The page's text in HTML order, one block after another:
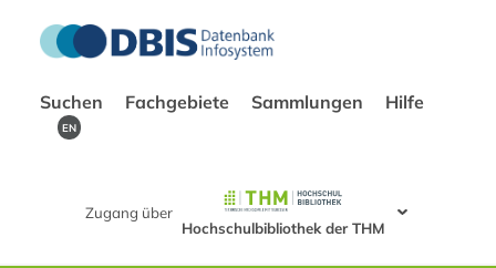
Suchen Fachgebiete Sammlungen Hilfe
EN
Zugang über
Hochschulbibliothek der THM